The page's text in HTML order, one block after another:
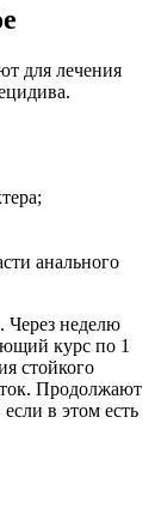
для лечения
анального
Через неделю
курс по 1
стойкого
Продолжают
в этом есть